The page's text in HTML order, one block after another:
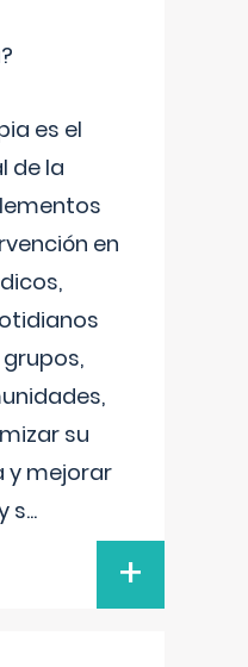
es el
de la
en
su
y mejorar
s...
+